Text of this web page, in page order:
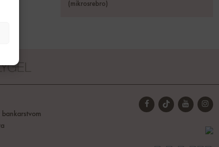
(mikrosrebro)